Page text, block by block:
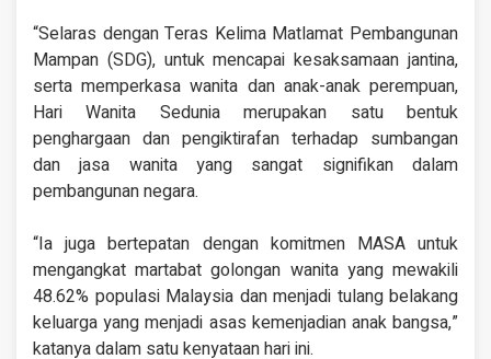
“Selaras dengan Teras Kelima Matlamat Pembangunan
Mampan (SDG), untuk mencapai kesaksamaan jantina,
serta memperkasa wanita dan anak-anak perempuan,
Hari Wanita Sedunia merupakan satu bentuk
penghargaan dan pengiktirafan terhadap sumbangan
dan jasa wanita yang sangat signifikan dalam
pembangunan negara.
“Ia juga bertepatan dengan komitmen MASA untuk
mengangkat martabat golongan wanita yang mewakili
48.62% populasi Malaysia dan menjadi tulang belakang
keluarga yang menjadi asas kemenjadian anak bangsa,”
katanya dalam satu kenyataan hari ini.